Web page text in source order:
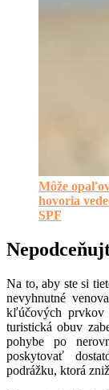
Môže
hovoria
SPF
Na to, aby ste si
nevyhnutné
kľúčových
turistická obuv
pohybe po
poskytovať
podrážku, ktorá